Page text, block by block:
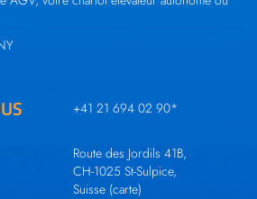
+41 21 694 02 90*
Route des Jordils 41B,
CH-1025 St-Sulpice,
Suisse (carte)